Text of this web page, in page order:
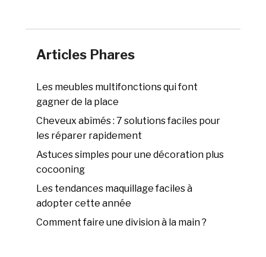
Articles Phares
Les meubles multifonctions qui font
gagner de la place
Cheveux abîmés : 7 solutions faciles pour
les réparer rapidement
Astuces simples pour une décoration plus
cocooning
Les tendances maquillage faciles à
adopter cette année
Comment faire une division à la main ?